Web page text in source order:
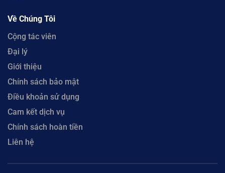
Về Chúng Tôi
Cộng tác viên
Đại lý
Giới thiệu
Chính sách bảo mật
Điều khoản sử dụng
Cam kết dịch vụ
Chính sách hoàn tiền
Liên hệ